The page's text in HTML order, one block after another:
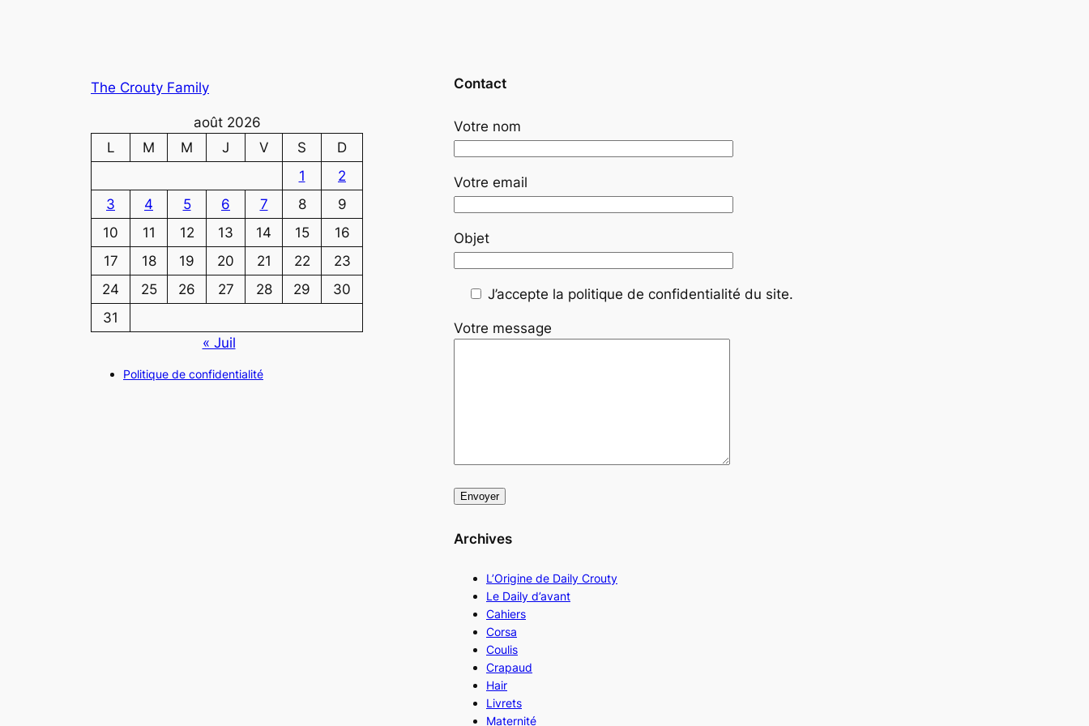
The Crouty Family
août 2026
L
M M J V S
D
1
2
3
4 5 6 7 8
9
10
11 12 13 14 15
16
17
18 19 20 21 22
23
24
25 26 27 28 29
30
31
« Juil
Politique de confidentialité
Contact
Votre nom
Votre email
Objet
J’accepte la politique de confidentialité du site.
Votre message
Archives
L’Origine de Daily Crouty
Le Daily d’avant
Cahiers
Corsa
Coulis
Crapaud
Hair
Livrets
Maternité